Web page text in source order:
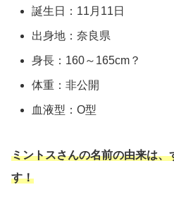
誕生日：11月11日
出身地：奈良県
身長：160～165cm？
体重：非公開
血液型：O型
ミントスさんの名前の由来は、
す！